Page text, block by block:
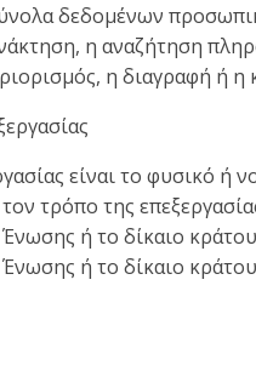
δεδομένων
η αναζήτηση
η διαγραφή ή η
είναι το φυσικό
τρόπο της
ή το δίκαιο
ή το δίκαιο